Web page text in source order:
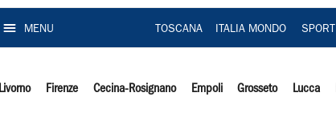
MENU TOSCANA ITALIA MONDO SPORT
Livorno Firenze Cecina-Rosignano Empoli Grosseto Lucca